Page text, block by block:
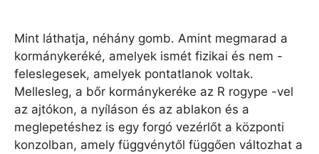
Mint láthatja, néhány gomb. Amint megmarad a
kormánykeréké, amelyek ismét fizikai és nem -
feleslegesek, amelyek pontatlanok voltak.
Mellesleg, a bőr kormánykeréke az R rogype -vel
az ajtókon, a nyíláson és az ablakon és a
meglepetéshez is egy forgó vezérlőt a központi
konzolban, amely függvénytől függően változhat a